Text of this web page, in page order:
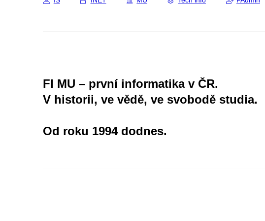
FI MU – první informatika v ČR.
V historii, ve vědě, ve svobodě studia.
Od roku 1994 dodnes.